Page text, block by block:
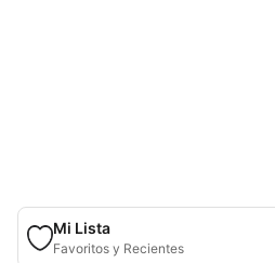
Mi Lista
Favoritos y Recientes